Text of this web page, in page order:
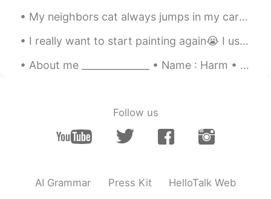
My neighbors cat always jumps in my car when I open the door, but I don’t like cats but this cat ...
I really want to start painting again😭 I used to paint outside during the summer but now it’s too...
About me ______________ • Name : Harm • Age : 19 • Where are you from : the Netherlands (Holla...
Follow us
AI Grammar Press Kit HelloTalk Web